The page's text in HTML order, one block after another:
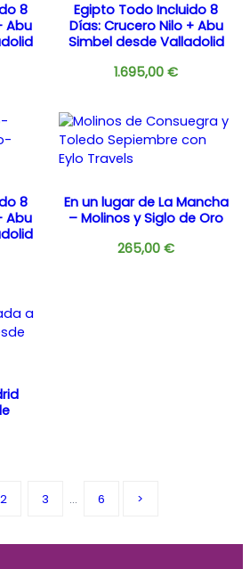
8
Abu
Egipto Todo Incluido 8
Días: Crucero Nilo + Abu
Simbel desde Valladolid
1.695,00€
8
Abu
En un lugar de La Mancha
– Molinos y Siglo de Oro
265,00€
2 3 … 6